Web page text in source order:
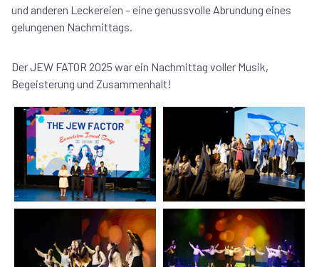
und anderen Leckereien – eine genussvolle Abrundung eines
gelungenen Nachmittags.
Der JEW FATOR 2025 war ein Nachmittag voller Musik,
Begeisterung und Zusammenhalt!